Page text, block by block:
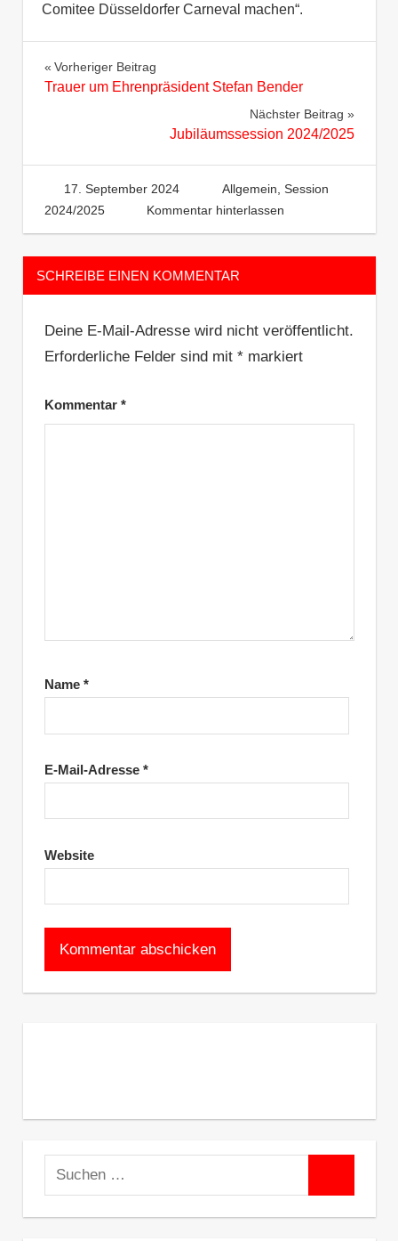
Comitee Düsseldorfer Carneval machen“.
Beitragsnavigation
Vorheriger Beitrag
Trauer um Ehrenpräsident Stefan Bender
Nächster Beitrag
Jubiläumssession 2024/2025
17. September 2024 Heinzelm
Allgemein Session
2024/2025
Kommentar hinterlassen
SCHREIBE EINEN KOMMENTAR
Deine E-Mail-Adresse wird nicht veröffentlicht.
Erforderliche Felder sind mit *markiert
Kommentar *
Name *
E-Mail-Adresse *
Website
Suchen
nach: